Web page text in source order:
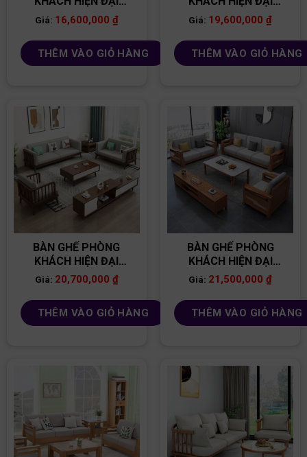
BG10
Giá: 16,600,000 ₫
THÊM VÀO GIỎ HÀNG
BG01
Giá: 19,600,000₫
THÊM VÀO GIỎ HÀNG
BÀN GHẾ PHÒNG
KHÁCH HIỆN ĐẠI
BG34
Giá: 20,700,000 ₫
THÊM VÀO GIỎ HÀNG
BÀN GHẾ PHÒNG
KHÁCH HIỆN ĐẠI
BG35
Giá: 21,500,000₫
THÊM VÀO GIỎ HÀNG